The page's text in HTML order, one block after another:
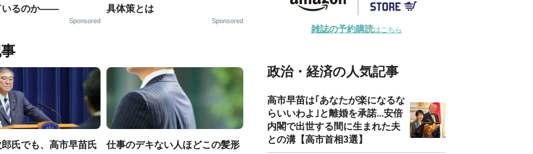
いるのか——
Sponsored
具体策とは
Sponsored
氏でも、高市早苗氏
仕事のデキない人ほどこの髪形
雑誌の予約購読はこちら
政治・経済の人気記事
高市早苗は｢あなたが楽になるな
らいいわよ｣と離婚を承諾...安倍
内閣で出世する間に生まれた夫
との溝【高市首相3選】